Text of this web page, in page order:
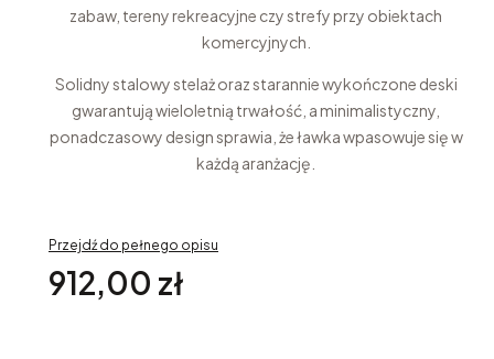
zabaw, tereny rekreacyjne czy strefy przy obiektach
komercyjnych.
Solidny stalowy stelaż oraz starannie wykończone deski
gwarantują wieloletnią trwałość, a minimalistyczny,
ponadczasowy design sprawia, że ławka wpasowuje się w
każdą aranżację.
Przejdź do pełnego opisu
Cena
912,00 zł